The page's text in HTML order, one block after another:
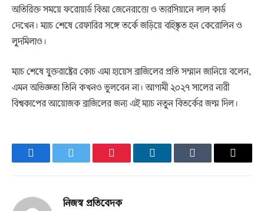
অতিরিক্ত সময়ে ফরোয়ার্ড বিআ জেনেরাত্তো ও তারসিয়ানে লাল কার্ড
দেখেন। ম্যাচ শেষে রেফারির সঙ্গে তর্কে জড়িয়ে বহিষ্কৃত হন কেরোলিন ও
লুদমিলাও।
ম্যাচ শেষে যুক্তরাষ্ট্রের কোচ এমা হায়েস ব্রাজিলের প্রতি সম্মান জানিয়ে বলেন,
এমন অভিজ্ঞতা তিনি কখনও ভুলবেন না। আগামী ২০২৭ সালের নারী
বিশ্বকাপের আয়োজক ব্রাজিলের জন্য এই ম্যাচ নতুন বিতর্কের জন্ম দিল।
FacebookTwitter PinterestLinkedInTumblr Email
নিজস্ব প্রতিবেদক